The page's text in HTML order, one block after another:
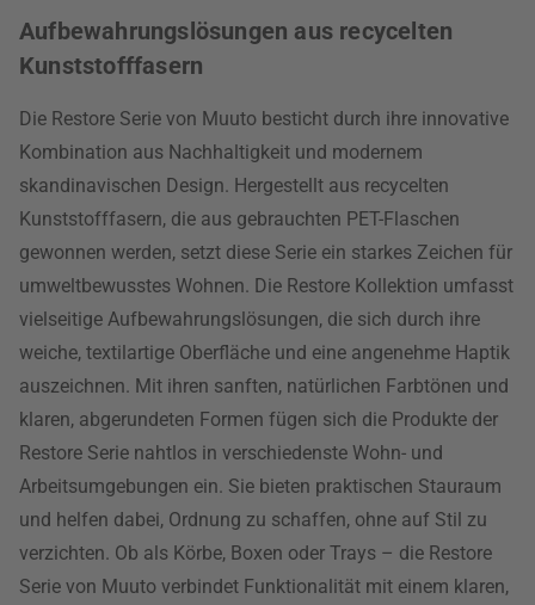
Aufbewahrungslösungen aus recycelten
Kunststofffasern
Die Restore Serie von Muuto besticht durch ihre innovative
Kombination aus Nachhaltigkeit und modernem
skandinavischen Design. Hergestellt aus recycelten
Kunststofffasern, die aus gebrauchten PET-Flaschen
gewonnen werden, setzt diese Serie ein starkes Zeichen für
umweltbewusstes Wohnen. Die Restore Kollektion umfasst
vielseitige Aufbewahrungslösungen, die sich durch ihre
weiche, textilartige Oberfläche und eine angenehme Haptik
auszeichnen. Mit ihren sanften, natürlichen Farbtönen und
klaren, abgerundeten Formen fügen sich die Produkte der
Restore Serie nahtlos in verschiedenste Wohn- und
Arbeitsumgebungen ein. Sie bieten praktischen Stauraum
und helfen dabei, Ordnung zu schaffen, ohne auf Stil zu
verzichten. Ob als Körbe, Boxen oder Trays – die Restore
Serie von Muuto verbindet Funktionalität mit einem klaren,